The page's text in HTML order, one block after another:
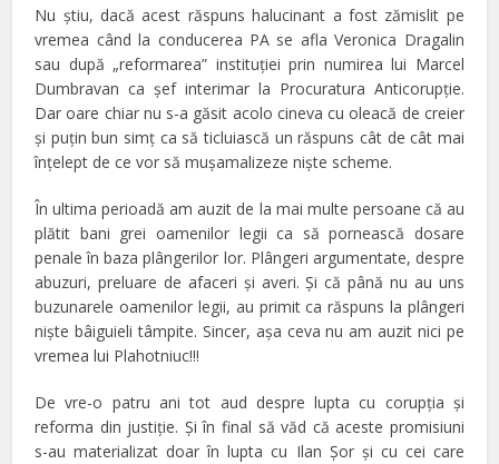
Nu ştiu, dacă acest răspuns halucinant a fost zămislit pe
vremea când la conducerea PA se afla Veronica Dragalin
sau după „reformarea” instituţiei prin numirea lui Marcel
Dumbravan ca şef interimar la Procuratura Anticorupţie.
Dar oare chiar nu s-a găsit acolo cineva cu oleacă de creier
şi puţin bun simţ ca să ticluiască un răspuns cât de cât mai
înţelept de ce vor să muşamalizeze nişte scheme.
În ultima perioadă am auzit de la mai multe persoane că au
plătit bani grei oamenilor legii ca să pornească dosare
penale în baza plângerilor lor. Plângeri argumentate, despre
abuzuri, preluare de afaceri şi averi. Şi că până nu au uns
buzunarele oamenilor legii, au primit ca răspuns la plângeri
nişte bâiguieli tâmpite. Sincer, aşa ceva nu am auzit nici pe
vremea lui Plahotniuc!!!
De vre-o patru ani tot aud despre lupta cu corupţia şi
reforma din justiţie. Şi în final să văd că aceste promisiuni
s-au materializat doar în lupta cu Ilan Şor şi cu cei care